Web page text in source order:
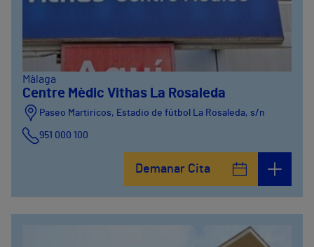
Màlaga
Centre Mèdic Vithas La Rosaleda
Paseo Martiricos, Estadio de fútbol La Rosaleda, s/n
951 000 100
Demanar Cita